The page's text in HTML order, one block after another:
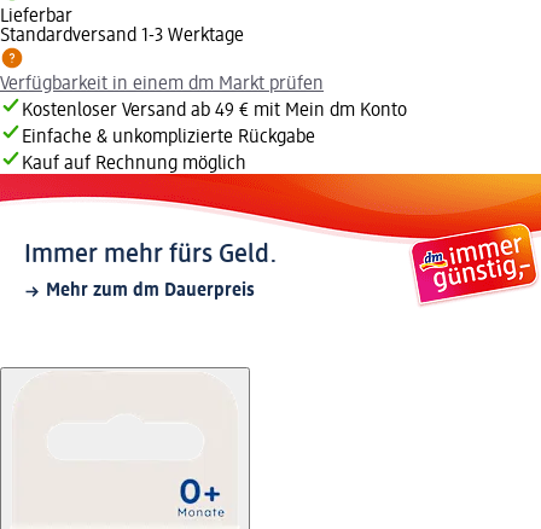
Lieferbar
Standardversand 1-3 Werktage
Verfügbarkeit in einem dm Markt prüfen
Kostenloser Versand ab 49 € mit Mein dm Konto
Einfache & unkomplizierte Rückgabe
Kauf auf Rechnung möglich
Immer mehr fürs Geld.
Mehr zum dm Dauerpreis